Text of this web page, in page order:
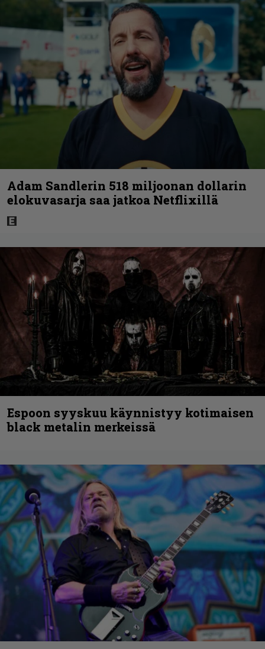
Adam Sandlerin 518 miljoonan dollarin
elokuvasarja saa jatkoa Netflixillä
Espoon syyskuu käynnistyy kotimaisen
black metalin merkeissä